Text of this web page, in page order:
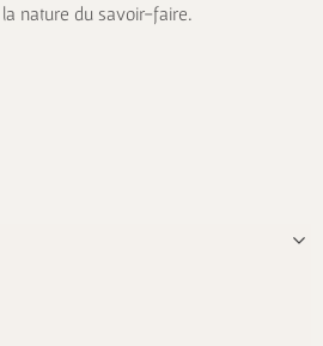
nature du savoir-faire.